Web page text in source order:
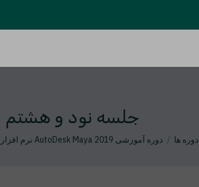
جلسه نود و هشتم
دوره ها دوره آموزشی AutoDesk Maya 2019 نرم افزار طراحی سه بعدی مایا